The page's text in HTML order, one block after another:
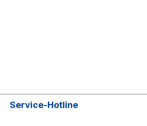
Service-Hotline